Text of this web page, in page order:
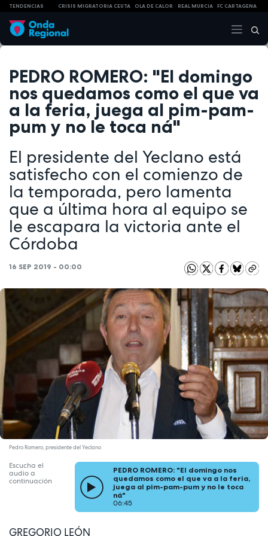
TENDENCIAS CRISIS MIGRATORIA CEUTA OLA DE CALOR REAL MURCIA FC CARTAGENA
PEDRO ROMERO: "El domingo
nos quedamos como el que va
a la feria, juega al pim-pam-
pum y no le toca ná"
El presidente del Yeclano está
satisfecho con el comienzo de
la temporada, pero lamenta
que a última hora al equipo se
le escapara la victoria ante el
Córdoba
16 SEP 2019 - 00:00
Pedro Romero, presidente del Yeclano
Escucha el
audio a
continuación
PEDRO ROMERO: "El domingo nos
quedamos como el que va a la feria,
juega al pim-pam-pum y no le toca
ná"
06:45
GREGORIO LEÓN